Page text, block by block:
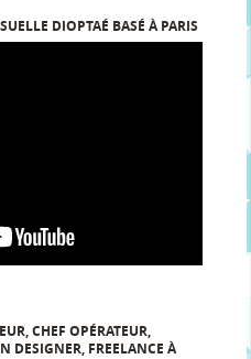
DIOPTAÉ BASÉ À PARIS
CHEF OPÉRATEUR,
DESIGNER, FREELANCE À